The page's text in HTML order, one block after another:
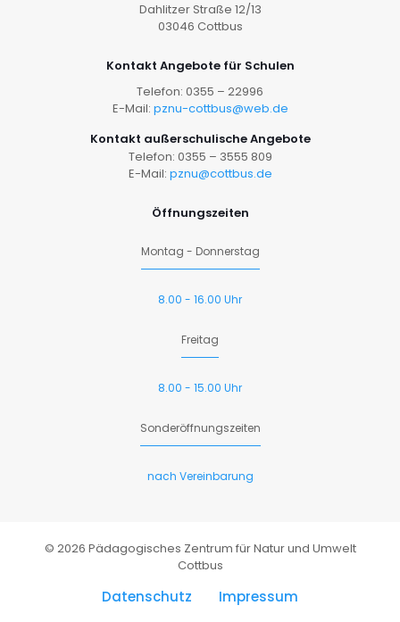
Dahlitzer Straße 12/13
03046 Cottbus
Kontakt Angebote für Schulen
Telefon: 0355 – 22996
E-Mail: pznu-cottbus@web.de
Kontakt außerschulische Angebote
Telefon: 0355 – 3555 809
E-Mail: pznu@cottbus.de
Öffnungszeiten
Montag - Donnerstag
8.00 - 16.00 Uhr
Freitag
8.00 - 15.00 Uhr
Sonderöffnungszeiten
nach Vereinbarung
© 2026 Pädagogisches Zentrum für Natur und Umwelt
Cottbus
Datenschutz Impressum